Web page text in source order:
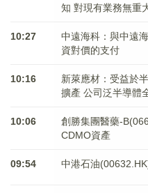
知 對現有業務無重
10:27
中遠海科：與中遠
資對價的支付
10:16
新萊應材：受益於
擴產 公司泛半導體
10:06
創勝集團醫藥-
CDMO資產
09:54 中港石油